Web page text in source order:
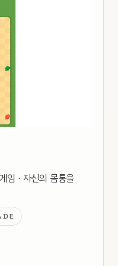
임 · 자신의 몸통을